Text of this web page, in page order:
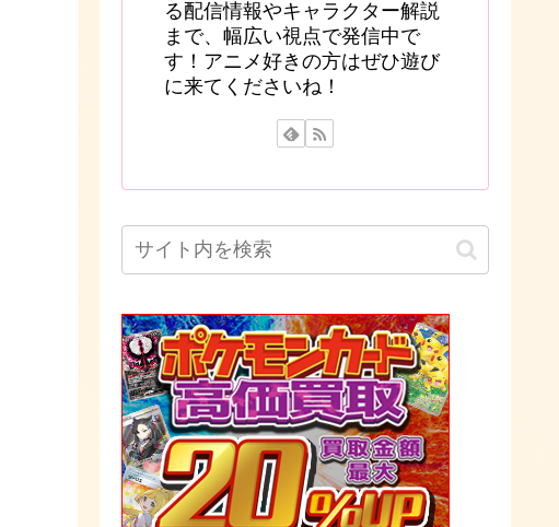
る配信情報やキャラクター解説
まで、幅広い視点で発信中で
す！アニメ好きの方はぜひ遊び
に来てくださいね！